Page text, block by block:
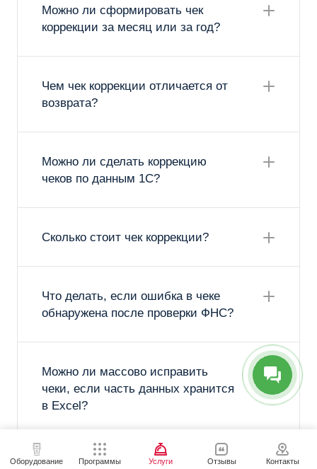
Можно ли сформировать чек
коррекции за месяц или за год?
Чем чек коррекции отличается от
возврата?
Можно ли сделать коррекцию
чеков по данным 1С?
Сколько стоит чек коррекции?
Что делать, если ошибка в чеке
обнаружена после проверки ФНС?
Можно ли массово исправить
чеки, если часть данных хранится
в Excel?
Оборудование Программы Услуги Отзывы Контакты